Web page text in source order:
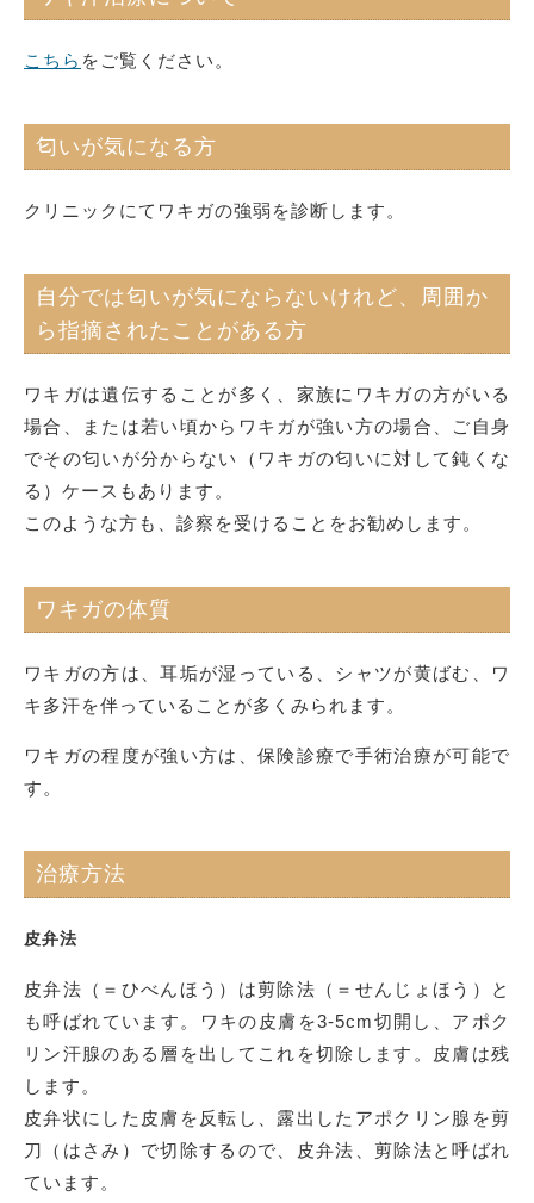
こちら をご覧ください。
匂いが気になる方
クリニックにてワキガの強弱を診断します。
自分では匂いが気にならないけれど、周囲か
ら指摘されたことがある方
ワキガは遺伝することが多く、家族にワキガの方がいる
場合、または若い頃からワキガが強い方の場合、ご自身
でその匂いが分からない（ワキガの匂いに対して鈍くな
る）ケースもあります。
このような方も、診察を受けることをお勧めします。
ワキガの体質
ワキガの方は、耳垢が湿っている、シャツが黄ばむ、ワ
キ多汗を伴っていることが多くみられます。
ワキガの程度が強い方は、保険診療で手術治療が可能で
す。
治療方法
皮弁法
皮弁法（＝ひべんほう）は剪除法（＝せんじょほう）と
も呼ばれています。ワキの皮膚を3-5cm切開し、アポク
リン汗腺のある層を出してこれを切除します。皮膚は残
します。
皮弁状にした皮膚を反転し、露出したアポクリン腺を剪
刀（はさみ）で切除するので、皮弁法、剪除法と呼ばれ
ています。